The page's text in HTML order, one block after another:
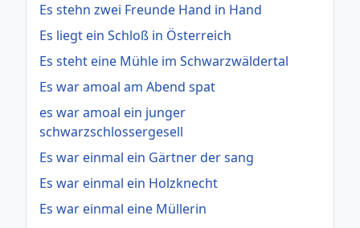
Es stehn zwei Freunde Hand in Hand
Es liegt ein Schloß in Österreich
Es steht eine Mühle im Schwarzwäldertal
Es war amoal am Abend spat
es war amoal ein junger
schwarzschlossergesell
Es war einmal ein Gärtner der sang
Es war einmal ein Holzknecht
Es war einmal eine Müllerin